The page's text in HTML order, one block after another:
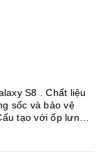
S8 . Chất liệu
sốc và bảo vệ
tạo với ốp lưng